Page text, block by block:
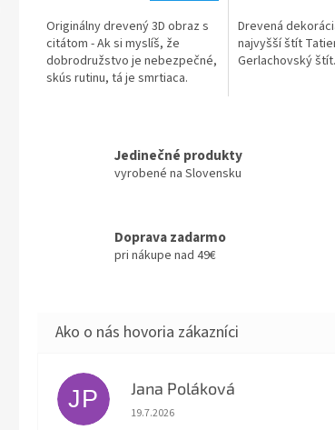
Originálny drevený 3D obraz s
citátom - Ak si myslíš, že
dobrodružstvo je nebezpečné,
skús rutinu, tá je smrtiaca.
Drevená
najvyšší štít
Gerlachovský štít.
Jedinečné produkty
vyrobené na Slovensku
Doprava zadarmo
pri nákupe nad 49€
JP Jana Poláková
Hodnotenie obchodu je 5 z 5
19.7.2026